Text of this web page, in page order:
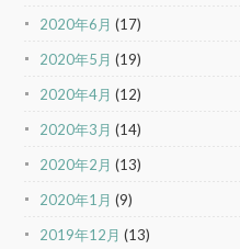
2020年6月 (17)
2020年5月 (19)
2020年4月 (12)
2020年3月 (14)
2020年2月 (13)
2020年1月 (9)
2019年12月 (13)